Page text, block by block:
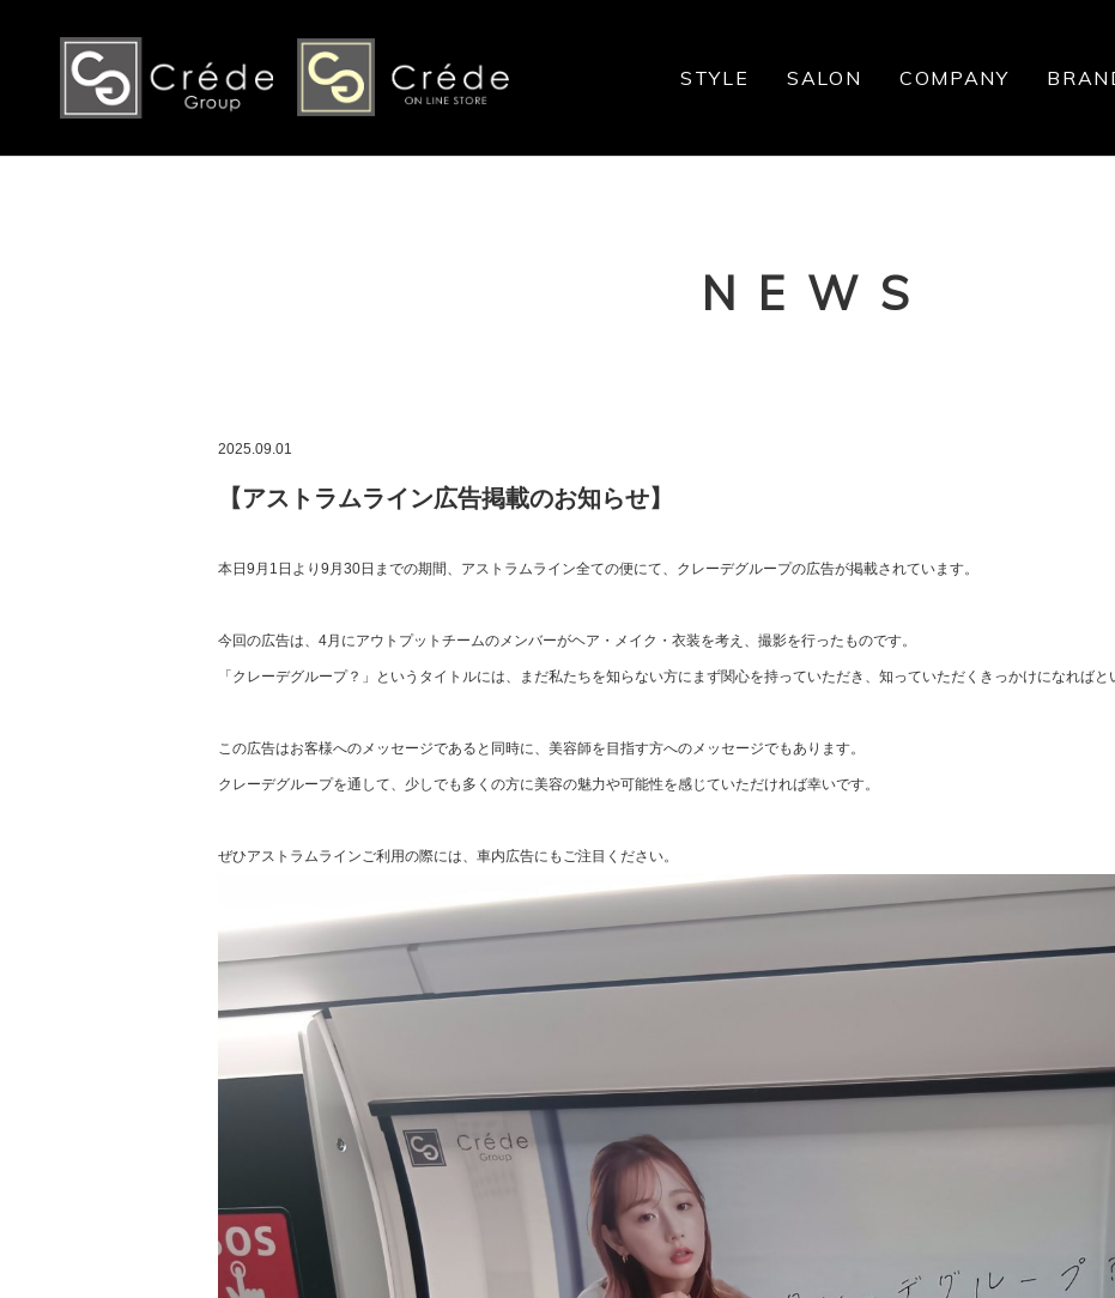
STYLE SALON COMPANY
NEWS
2025.09.01
【アストラムライン広告掲載のお知らせ】
本日9月1日より9月30日までの期間、アストラムライン全ての便にて、クレーデグループの広告が掲載されています。
今回の広告は、4月にアウトプットチームのメンバーがヘア・メイク・衣装を考え、撮影を行ったものです。
「クレーデグループ？」というタイトルには、まだ私たちを知らない方にまず関心を持っていただき、知っていただくきっかけになればと
この広告はお客様へのメッセージであると同時に、美容師を目指す方へのメッセージでもあります。
クレーデグループを通して、少しでも多くの方に美容の魅力や可能性を感じていただければ幸いです。
ぜひアストラムラインご利用の際には、車内広告にもご注目ください。